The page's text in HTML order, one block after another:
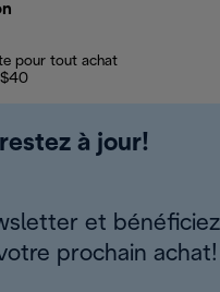
pour tout achat
$40
à jour!
et bénéficiez
prochain achat!